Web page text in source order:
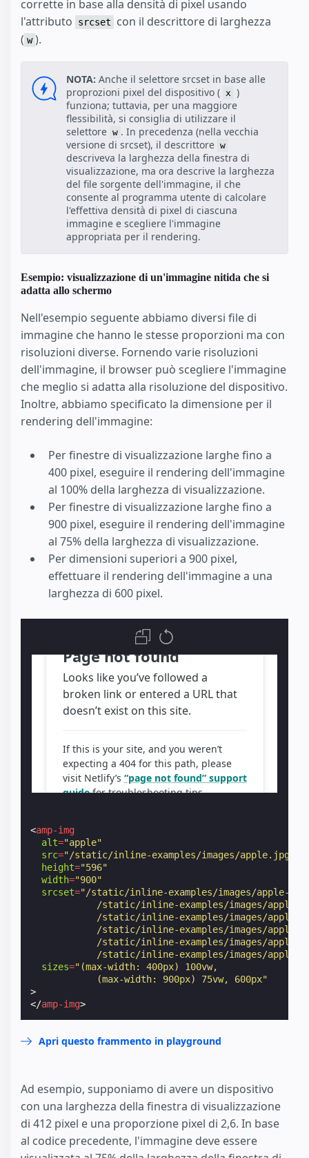
corrette in base alla densità di pixel usando
l'attributo
srcset
con il descrittore di larghezza
( w ).
NOTA: Anche il selettore srcset in base alle
proprozioni pixel del dispositivo ( x )
funziona; tuttavia, per una maggiore
flessibilità, si consiglia di utilizzare il
selettore w . In precedenza (nella vecchia
versione di srcset), il descrittore w
descriveva la larghezza della finestra di
visualizzazione, ma ora descrive la larghezza
del file sorgente dell'immagine, il che
consente al programma utente di calcolare
l'effettiva densità di pixel di ciascuna
immagine e scegliere l'immagine
appropriata per il rendering.
Esempio: visualizzazione di un'immagine nitida che si
adatta allo schermo
Nell'esempio seguente abbiamo diversi file di
immagine che hanno le stesse proporzioni ma con
risoluzioni diverse. Fornendo varie risoluzioni
dell'immagine, il browser può scegliere l'immagine
che meglio si adatta alla risoluzione del dispositivo.
Inoltre, abbiamo specificato la dimensione per il
rendering dell'immagine:
Per finestre di visualizzazione larghe fino a
400 pixel, eseguire il rendering dell'immagine
al 100% della larghezza di visualizzazione.
Per finestre di visualizzazione larghe fino a
900 pixel, eseguire il rendering dell'immagine
al 75% della larghezza di visualizzazione.
Per dimensioni superiori a 900 pixel,
effettuare il rendering dell'immagine a una
larghezza di 600 pixel.
<amp-img
alt="apple"
src="/static/inline-examples/images/apple.jpg"
height="596"
width="900"
srcset="/static/inline-examples/images/apple-
/static/inline-examples/images/apple-
/static/inline-examples/images/apple-
/static/inline-examples/images/apple-
/static/inline-examples/images/apple-
/static/inline-examples/images/apple-
sizes="(max-width: 400px) 100vw,
            (max-width: 900px) 75vw, 600px"
>
</amp-img>
Apri questo frammento in playground
Ad esempio, supponiamo di avere un dispositivo
con una larghezza della finestra di visualizzazione
di 412 pixel e una proporzione pixel di 2,6. In base
al codice precedente, l'immagine deve essere